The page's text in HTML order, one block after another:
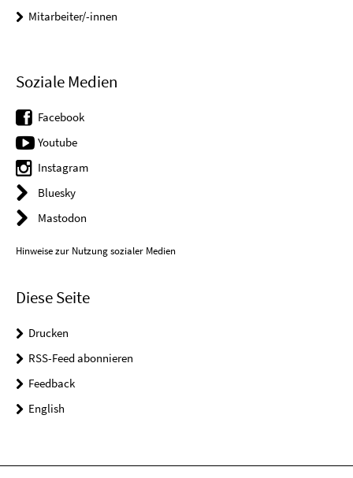
Mitarbeiter/-innen
Soziale Medien
Facebook
Youtube
Instagram
Bluesky
Mastodon
Hinweise zur Nutzung sozialer Medien
Diese Seite
Drucken
RSS-Feed abonnieren
Feedback
English